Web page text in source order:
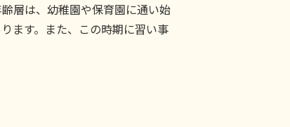
層は、幼稚園や保育園に通い始
ます。また、この時期に習い事